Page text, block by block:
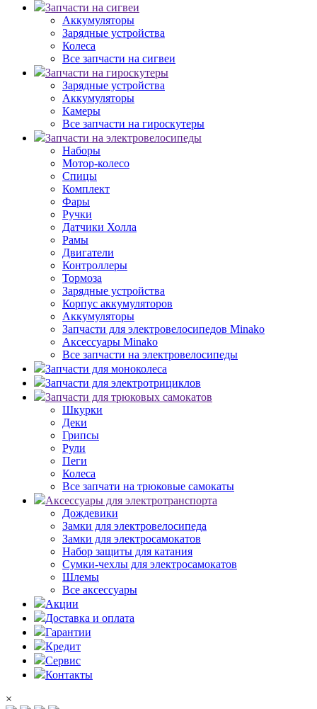
Запчасти на сигвеи
Аккумуляторы
Зарядные устройства
Колеса
Все запчасти на сигвеи
Запчасти на гироскутеры
Зарядные устройства
Аккумуляторы
Камеры
Все запчасти на гироскутеры
Запчасти на электровелосипеды
Наборы
Мотор-колесо
Спицы
Комплект
Фары
Ручки
Датчики Холла
Рамы
Двигатели
Контроллеры
Тормоза
Зарядные устройства
Корпус аккумуляторов
Аккумуляторы
Запчасти для электровелосипедов Minako
Аксессуары Minako
Все запчасти на электровелосипеды
Запчасти для моноколеса
Запчасти для электротрициклов
Запчасти для трюковых самокатов
Шкурки
Деки
Грипсы
Рули
Пеги
Колеса
Все запчати на трюковые самокаты
Аксессуары для электротранспорта
Дождевики
Замки для электровелосипеда
Замки для электросамокатов
Набор защиты для катания
Сумки-чехлы для электросамокатов
Шлемы
Все аксессуары
Акции
Доставка и оплата
Гарантии
Кредит
Сервис
Контакты
×